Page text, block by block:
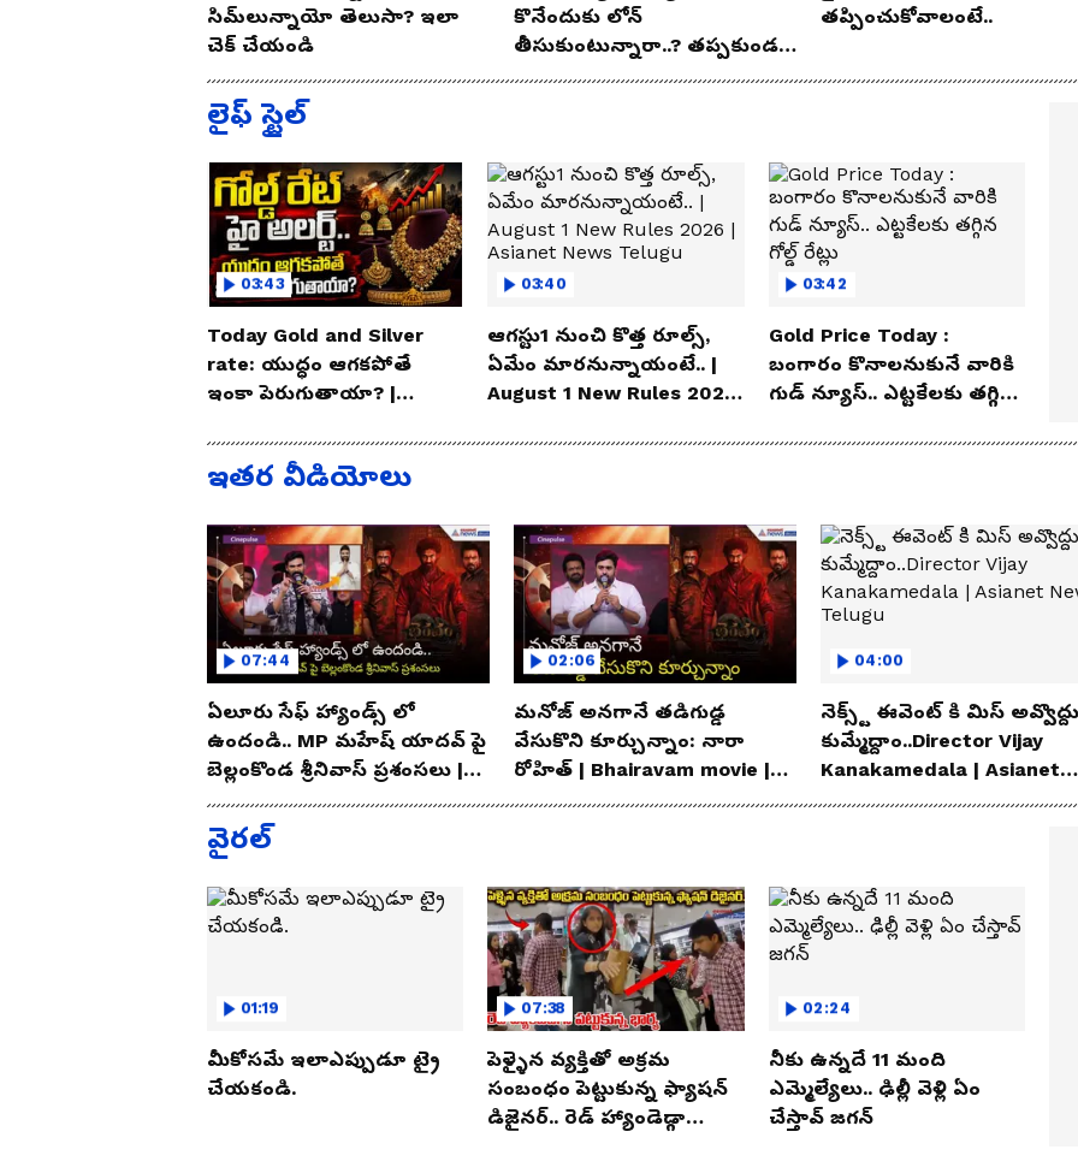
సిమ్‌లున్నాయో తెలుసా? ఇలా
చెక్ చేయండి
కొనేందుకు లోన్
తీసుకుంటున్నారా..? తప్పకుండ
తప్పించుకోవాలంటే..
లైఫ్ స్టైల్
03:43
Today Gold and Silver
rate: యుద్ధం ఆగకపోతే
ఇంకా పెరుగుతాయా? |
03:40
ఆగస్టు1 నుంచి కొత్త రూల్స్,
ఏమేం మారనున్నాయంటే.. |
August 1 New Rules 2026
03:42
Gold Price Today :
బంగారం కొనాలనుకునే వారికి
గుడ్ న్యూస్.. ఎట్టకేలకు తగ్గిన
ఇతర వీడియోలు
07:44
ఏలూరు సేఫ్ హ్యాండ్స్ లో
ఉందండి.. MP మహేష్ యాదవ్ పై
బెల్లంకొండ శ్రీనివాస్ ప్రశంసలు |
Asianet Telugu
02:06
మనోజ్ అనగానే తడిగుడ్డ
వేసుకొని కూర్చున్నాం: నారా
రోహిత్ | Bhairavam movie |
Asianet News Telugu
04:00
నెక్స్ట్ ఈవెంట్ కి మిస్ అవ్వొద్దు
కుమ్మేద్దాం..Director Vijay
Kanakamedala | Asianet
News Telugu
వైరల్
01:19
మీకోసమే ఇలాఎప్పుడూ ట్రై
చేయకండి.
07:38
పెళ్ళైన వ్యక్తితో అక్రమ
సంబంధం పెట్టుకున్న ఫ్యాషన్
డిజైనర్.. రెడ్ హ్యాండెడ్గా
02:24
నీకు ఉన్నదే 11 మంది
ఎమ్మెల్యేలు.. ఢిల్లీ వెళ్లి ఏం
చేస్తావ్ జగన్